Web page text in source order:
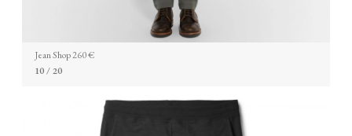
Jean Shop 260 €
10/ 20